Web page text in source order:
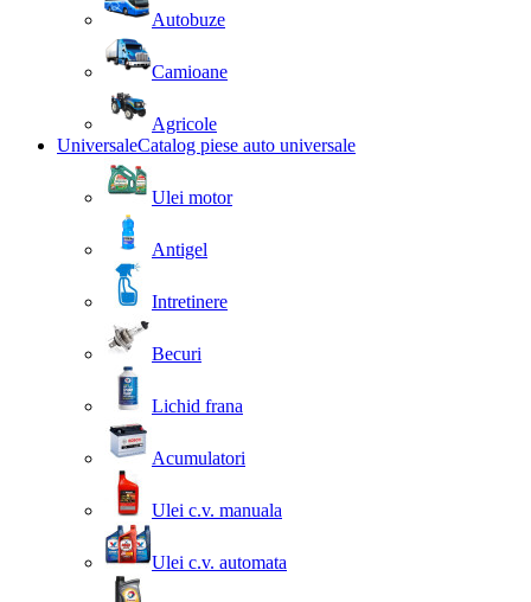
Autobuze
Camioane
Agricole
UniversaleCatalog piese auto universale
Ulei motor
Antigel
Intretinere
Becuri
Lichid frana
Acumulatori
Ulei c.v. manuala
Ulei c.v. automata